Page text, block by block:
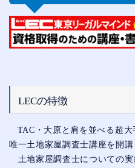
LECの特徴
TAC・大原と肩を並べる超大
唯一土地家屋調査士講座を開講
土地家屋調査士についての